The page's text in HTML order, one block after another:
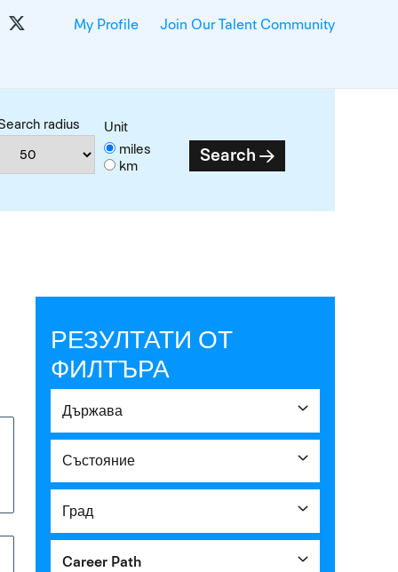
My Profile Join Our Talent Community
radius
Unit
miles
km
Search
РЕЗУЛТАТИ ОТ
ФИЛТЪРА
Държава
Състояние
Град
Career Path